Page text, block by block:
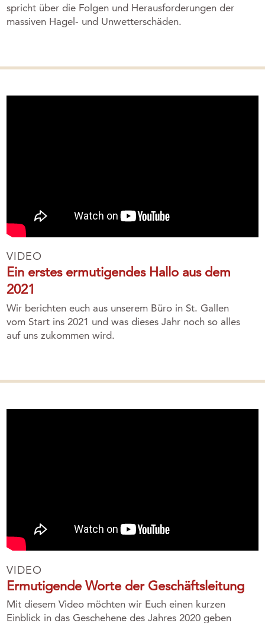
spricht über die Folgen und Herausforderungen der
massiven Hagel- und Unwetterschäden.
VIDEO
Ein erstes ermutigendes Hallo aus dem
2021
Wir berichten euch aus unserem Büro in St. Gallen
vom Start ins 2021 und was dieses Jahr noch so alles
auf uns zukommen wird.
VIDEO
Ermutigende Worte der Geschäftsleitung
Mit diesem Video möchten wir Euch einen kurzen
Einblick in das Geschehene des Jahres 2020 geben